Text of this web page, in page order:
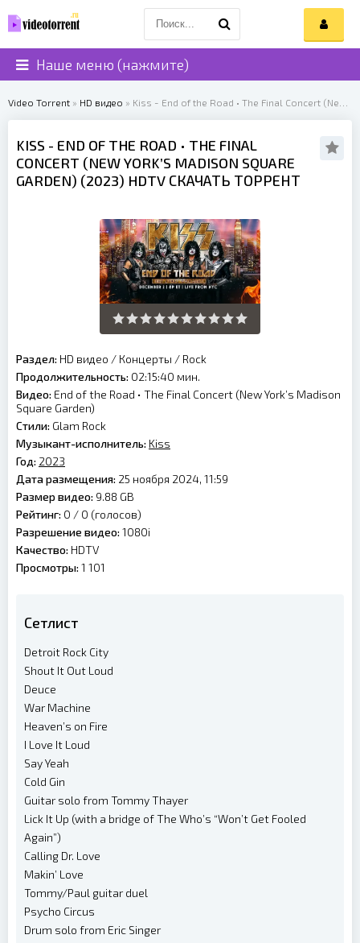
Наше меню (нажмите)
Video Torrent » HD видео » Kiss - End of the Road • The Final Concert (New York’s Madison Square Garden) (2023)
KISS - END OF THE ROAD • THE FINAL
CONCERT (NEW YORK’S MADISON SQUARE
GARDEN) (2023) HDTV СКАЧАТЬ ТОРРЕНТ
Раздел: HD видео / Концерты / Rock
Продолжительность: 02:15:40 мин.
Видео: End of the Road • The Final Concert (New York’s Madison
Square Garden)
Стили: Glam Rock
Музыкант-исполнитель: Kiss
Год: 2023
Дата размещения: 25 ноября 2024, 11:59
Размер видео: 9.88 GB
Рейтинг: 0 / 0 (голосов)
Разрешение видео: 1080i
Качество: HDTV
Просмотры: 1 101
Сетлист
Detroit Rock City
Shout It Out Loud
Deuce
War Machine
Heaven’s on Fire
I Love It Loud
Say Yeah
Cold Gin
Guitar solo from Tommy Thayer
Lick It Up (with a bridge of The Who’s “Won’t Get Fooled
Again”)
Calling Dr. Love
Makin’ Love
Tommy/Paul guitar duel
Psycho Circus
Drum solo from Eric Singer